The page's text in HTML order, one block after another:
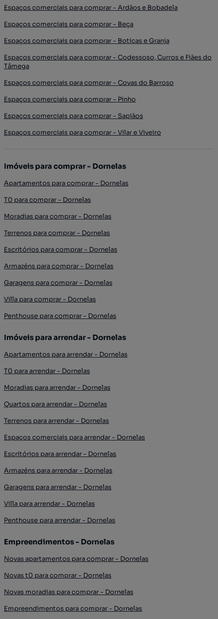
Espaços comerciais para comprar - Ardãos e Bobadela
Espaços comerciais para comprar - Beça
Espaços comerciais para comprar - Boticas e Granja
Espaços comerciais para comprar - Codessoso, Curros e Fiães do
Tâmega
Espaços comerciais para comprar - Covas do Barroso
Espaços comerciais para comprar - Pinho
Espaços comerciais para comprar - Sapiãos
Espaços comerciais para comprar - Vilar e Viveiro
Imóveis para comprar - Dornelas
Apartamentos para comprar - Dornelas
T0 para comprar - Dornelas
Moradias para comprar - Dornelas
Terrenos para comprar - Dornelas
Escritórios para comprar - Dornelas
Armazéns para comprar - Dornelas
Garagens para comprar - Dornelas
Villa para comprar - Dornelas
Penthouse para comprar - Dornelas
Imóveis para arrendar - Dornelas
Apartamentos para arrendar - Dornelas
T0 para arrendar - Dornelas
Moradias para arrendar - Dornelas
Quartos para arrendar - Dornelas
Terrenos para arrendar - Dornelas
Espaços comerciais para arrendar - Dornelas
Escritórios para arrendar - Dornelas
Armazéns para arrendar - Dornelas
Garagens para arrendar - Dornelas
Villa para arrendar - Dornelas
Penthouse para arrendar - Dornelas
Empreendimentos - Dornelas
Novas apartamentos para comprar - Dornelas
Novas t0 para comprar - Dornelas
Novas moradias para comprar - Dornelas
Empreendimentos para comprar - Dornelas